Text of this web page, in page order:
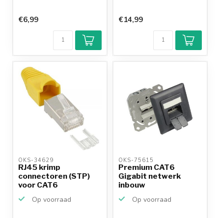
€6,99 €14,99
OKS-34629
RJ45 krimp
connectoren (STP)
voor CAT6
Op voorraad
OKS-75615
Premium CAT6
Gigabit netwerk
inbouw
met a...Op voorraad